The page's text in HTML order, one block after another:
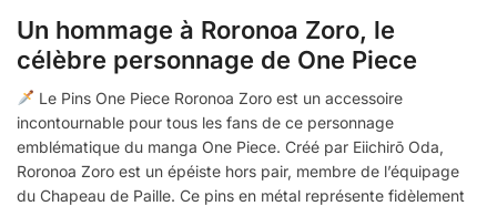
Un hommage à Roronoa Zoro, le
célèbre personnage de One Piece
Le Pins One Piece Roronoa Zoro est un accessoire
incontournable pour tous les fans de ce personnage
emblématique du manga One Piece. Créé par Eiichirō Oda,
Roronoa Zoro est un épéiste hors pair, membre de l’équipage
du Chapeau de Paille. Ce pins en métal représente fidèlement